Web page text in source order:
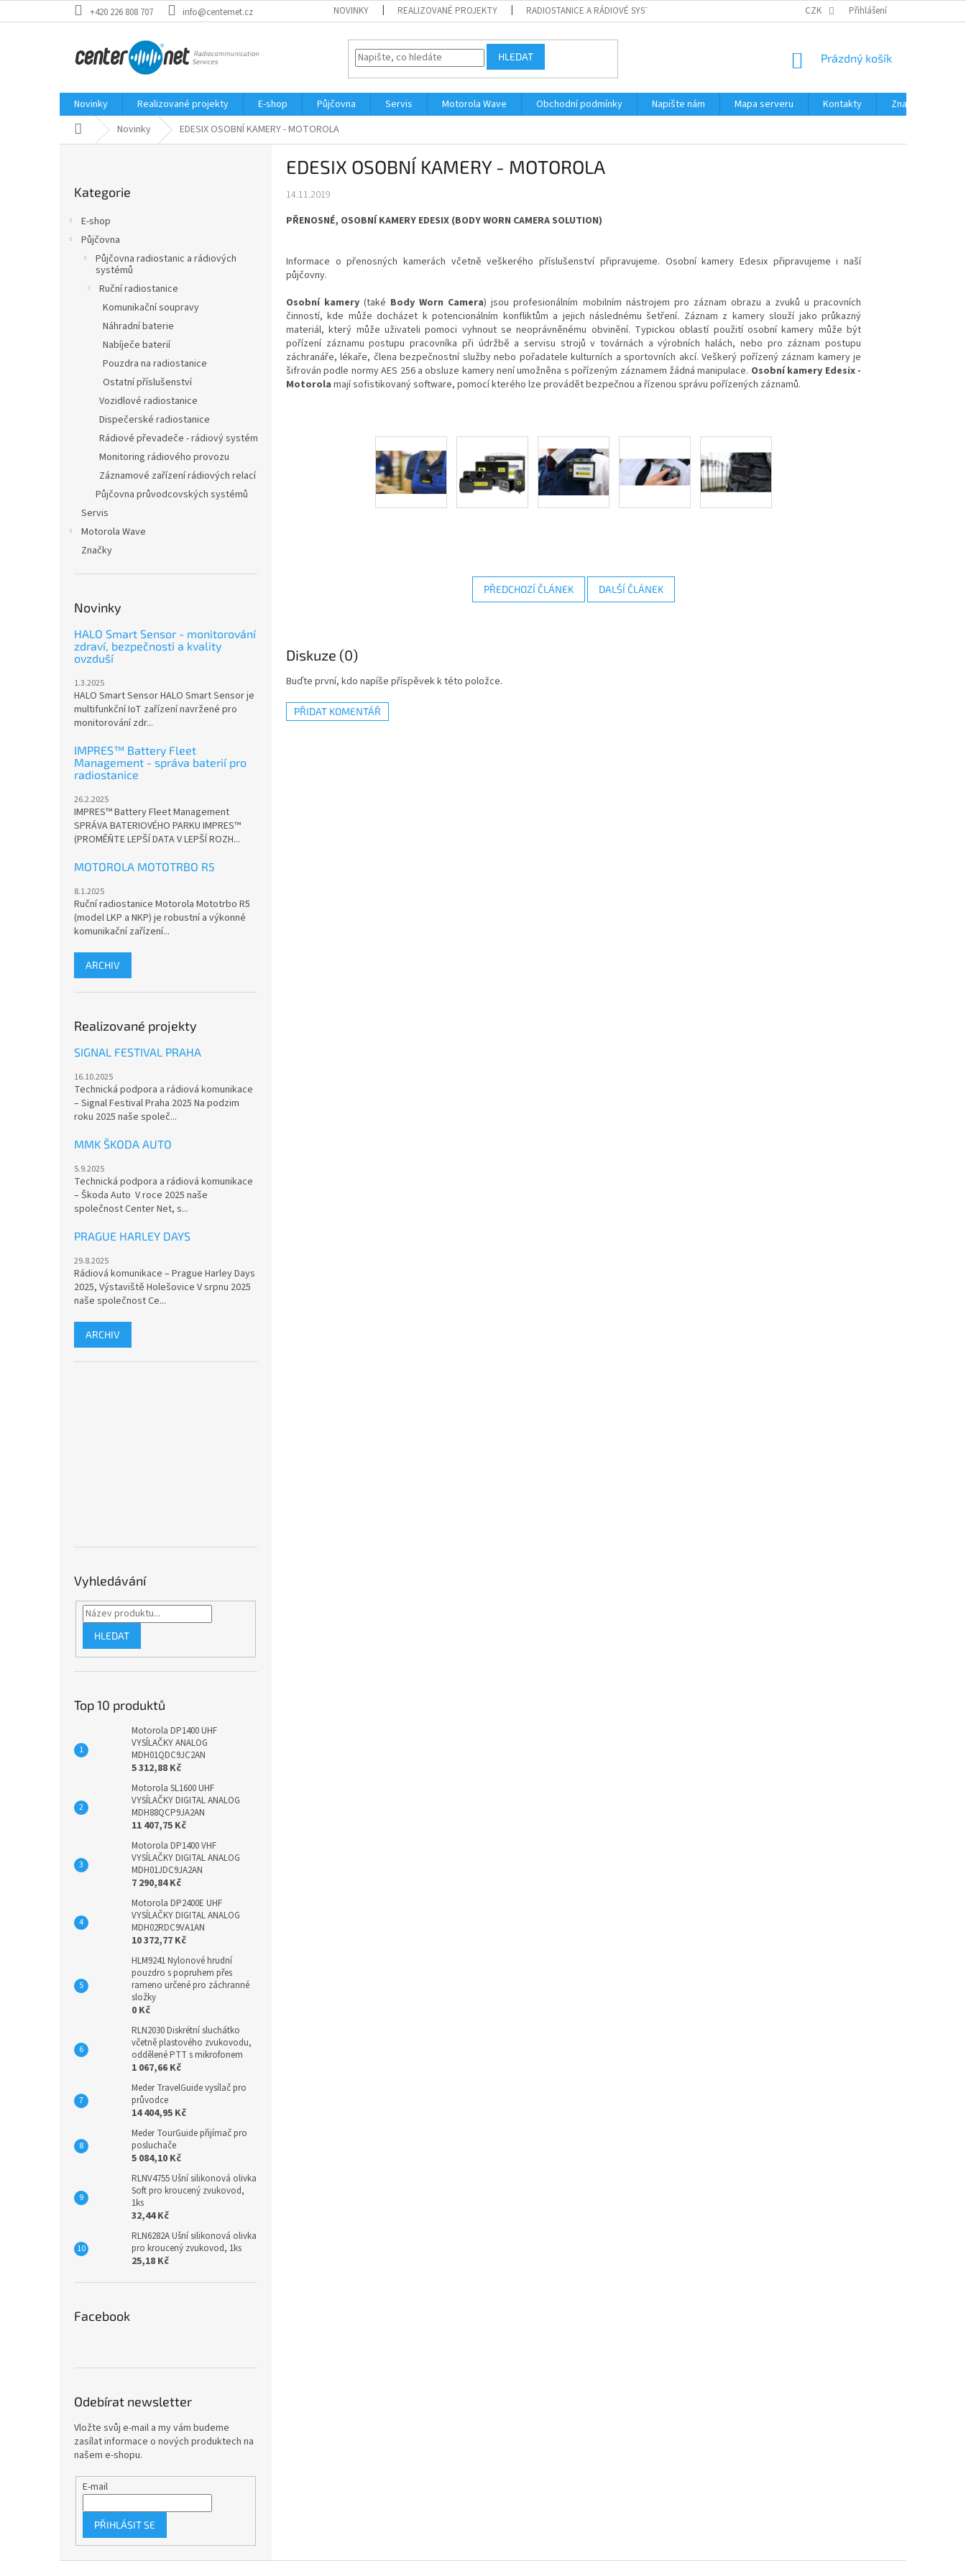
na
+420 226 808 707 info@centernet.cz NOVINKY REALIZOVANÉ PROJEKTY RADIOSTANICE A RÁDIOVÉ SYSTÉMY PŘÍSLUŠENSTVÍ RUČNÍ RADIOSTANICE PŮJČOVNA
CZK Přihlášení
HLEDAT
NÁKUPNÍ
Prázdný košík
Novinky Realizované projekty E-shop Půjčovna Servis Motorola Wave Obchodní podmínky Napište nám Mapa serveru Kontakty
Značky
Domů Novinky EDESIX OSOBNÍ KAMERY - MOTOROLA
kategorie
Kategorie
E-shop
Půjčovna
Půjčovna radiostanic a rádiových
systémů
Ruční radiostanice
Komunikační soupravy
Náhradní baterie
Nabíječe baterií
Pouzdra na radiostanice
Ostatní příslušenství
Vozidlové radiostanice
Dispečerské radiostanice
Rádiové převadeče - rádiový systém
Monitoring rádiového provozu
Záznamové zařízení rádiových relací
Půjčovna průvodcovských systémů
Servis
Motorola Wave
Značky
Novinky
HALO Smart Sensor - monitorování
zdraví, bezpečnosti a kvality
ovzduší
1.3.2025
HALO Smart Sensor HALO Smart Sensor je
multifunkční IoT zařízení navržené pro
monitorování zdr...
IMPRES™ Battery Fleet
Management - správa baterií pro
radiostanice
26.2.2025
IMPRES™ Battery Fleet Management
SPRÁVA BATERIOVÉHO PARKU IMPRES™
(PROMĚŇTE LEPŠÍ DATA V LEPŠÍ ROZH...
MOTOROLA MOTOTRBO R5
8.1.2025
Ruční radiostanice Motorola Mototrbo R5
(model LKP a NKP) je robustní a výkonné
komunikační zařízení...
ARCHIV
Realizované projekty
SIGNAL FESTIVAL PRAHA
16.10.2025
Technická podpora a rádiová komunikace
– Signal Festival Praha 2025 Na podzim
roku 2025 naše společ...
MMK ŠKODA AUTO
5.9.2025
Technická podpora a rádiová komunikace
– Škoda Auto V roce 2025 naše
společnost Center Net, s...
PRAGUE HARLEY DAYS
29.8.2025
Rádiová komunikace – Prague Harley Days
2025, Výstaviště Holešovice V srpnu 2025
naše společnost Ce...
ARCHIV
Vyhledávání
HLEDAT
Top 10 produktů
Motorola DP1400 UHF
VYSÍLAČKY ANALOG
MDH01QDC9JC2AN
5 312,88 Kč
Motorola SL1600 UHF
VYSÍLAČKY DIGITAL ANALOG
MDH88QCP9JA2AN
11 407,75 Kč
Motorola DP1400 VHF
VYSÍLAČKY DIGITAL ANALOG
MDH01JDC9JA2AN
7 290,84 Kč
Motorola DP2400E UHF
VYSÍLAČKY DIGITAL ANALOG
MDH02RDC9VA1AN
10 372,77 Kč
HLM9241 Nylonové hrudní
pouzdro s popruhem přes
rameno určené pro záchranné
složky
0 Kč
RLN2030 Diskrétní sluchátko
včetně plastového zvukovodu,
oddělené PTT s mikrofonem
1 067,66 Kč
Meder TravelGuide vysílač pro
průvodce
14 404,95 Kč
Meder TourGuide přijímač pro
posluchače
5 084,10 Kč
RLNV4755 Ušní silikonová olivka
Soft pro kroucený zvukovod,
1ks
32,44 Kč
RLN6282A Ušní silikonová olivka
pro kroucený zvukovod, 1ks
25,18 Kč
Facebook
Odebírat newsletter
Vložte svůj e-mail a my vám budeme
zasílat informace o nových produktech na
našem e-shopu.
E-mail
PŘIHLÁSIT SE
EDESIX OSOBNÍ KAMERY - MOTOROLA
14.11.2019
PŘENOSNÉ, OSOBNÍ KAMERY EDESIX (BODY WORN CAMERA SOLUTION)
Informace o přenosných kamerách včetně veškerého příslušenství připravujeme. Osobní kamery Edesix připravujeme i naší
půjčovny.
Osobní kamery (také Body Worn Camera) jsou profesionálním mobilním nástrojem pro záznam obrazu a zvuků u pracovních
činností, kde může docházet k potencionálním konfliktům a jejich následnému šetření. Záznam z kamery slouží jako průkazný
materiál, který může uživateli pomoci vyhnout se neoprávněnému obvinění. Typickou oblastí použití osobní kamery může být
pořízení záznamu postupu pracovníka při údržbě a servisu strojů v továrnách a výrobních halách, nebo pro záznam postupu
záchranáře, lékaře, člena bezpečnostní služby nebo pořadatele kulturních a sportovních akcí. Veškerý pořízený záznam kamery je
šifrován podle normy AES 256 a obsluze kamery není umožněna s pořízeným záznamem žádná manipulace. Osobní kamery Edesix -
Motorola mají sofistikovaný software, pomocí kterého lze provádět bezpečnou a řízenou správu pořízených záznamů.
PŘEDCHOZÍ ČLÁNEK DALŠÍ ČLÁNEK
Diskuze (0)
Buďte první, kdo napíše příspěvek k této položce.
PŘIDAT KOMENTÁŘ